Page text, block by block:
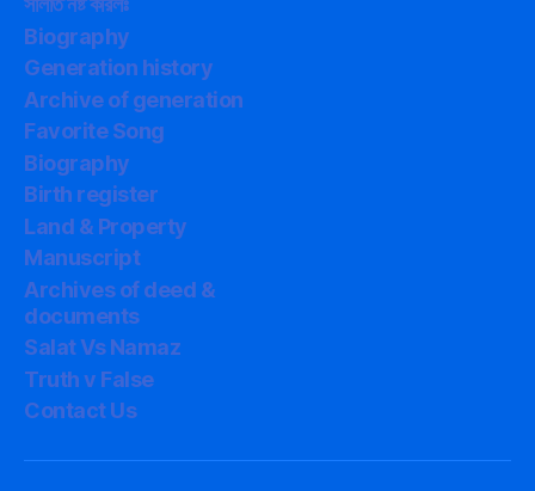
Biography
Generation history
Archive of generation
Favorite Song
Biography
Birth register
Land & Property
Manuscript
Archives of deed &
documents
Salat Vs Namaz
Truth v False
Contact Us